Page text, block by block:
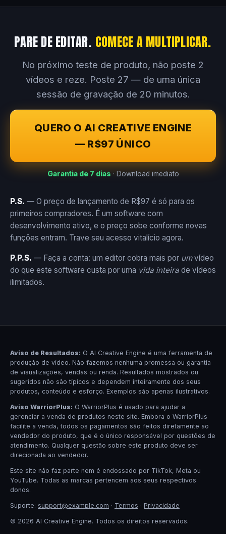
PARE DE EDITAR. COMECE A MULTIPLICAR.
No próximo teste de produto, não poste 2
vídeos e reze. Poste 27 — de uma única
sessão de gravação de 20 minutos.
QUERO O AI CREATIVE ENGINE
— R$97 ÚNICO
Garantia de 7 dias · Download imediato
P.S. — O preço de lançamento de R$97 é só para os
primeiros compradores. É um software com
desenvolvimento ativo, e o preço sobe conforme novas
funções entram. Trave seu acesso vitalício agora.
P.P.S. — Faça a conta: um editor cobra mais por umvídeo
do que este software custa por uma vida inteira de vídeos
ilimitados.
Aviso de Resultados: O AI Creative Engine é uma ferramenta de
produção de vídeo. Não fazemos nenhuma promessa ou garantia
de visualizações, vendas ou renda. Resultados mostrados ou
sugeridos não são típicos e dependem inteiramente dos seus
produtos, conteúdo e esforço. Exemplos são apenas ilustrativos.
Aviso WarriorPlus: O WarriorPlus é usado para ajudar a
gerenciar a venda de produtos neste site. Embora o WarriorPlus
facilite a venda, todos os pagamentos são feitos diretamente ao
vendedor do produto, que é o único responsável por questões de
atendimento. Qualquer questão sobre este produto deve ser
direcionada ao vendedor.
Este site não faz parte nem é endossado por TikTok, Meta ou
YouTube. Todas as marcas pertencem aos seus respectivos
donos.
Suporte: support@example.com · Termos · Privacidade
© 2026 AI Creative Engine. Todos os direitos reservados.